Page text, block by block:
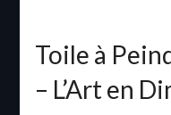
Toile à
– L’Art en